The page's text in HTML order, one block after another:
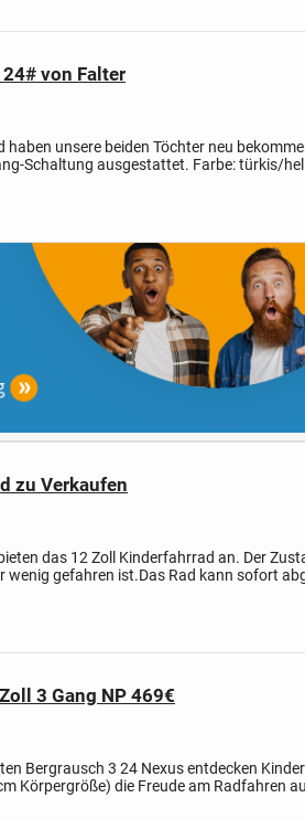
von Falter
haben unsere beiden Töchter neu
Schaltung ausgestattet. Farbe: türkis/
Korb für den Gepäckträg...
zu Verkaufen
das 12 Zoll Kinderfahrrad an. Der
wenig gefahren ist.Das Rad kann sofort
3 Gang NP 469€
Bergrausch 3 24 Nexus entdecken
Körpergröße) die Freude am Radfahren